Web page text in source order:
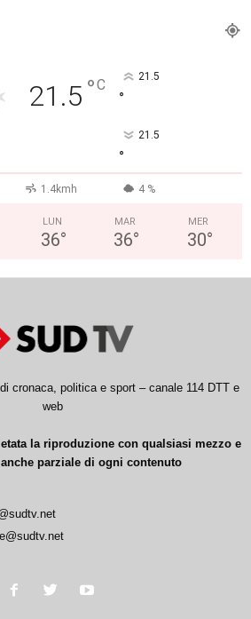
21.5 °C 21.5
°
21.5
°
1.4kmh 4 %
LUN
36°
MAR
36°
MER
30°
cronaca, politica e sport – canale 114 DTT e
web
la riproduzione con qualsiasi mezzo e
anche parziale di ogni contenuto